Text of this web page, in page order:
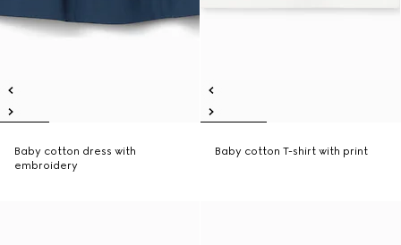
Baby cotton dress with
embroidery
Baby cotton T-shirt with print